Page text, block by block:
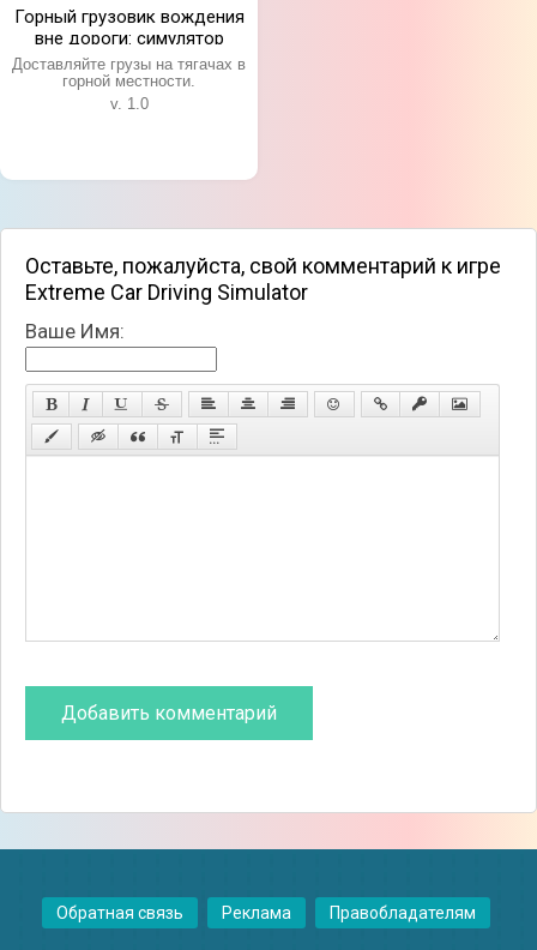
Горный грузовик вождения
вне дороги: симулятор
Доставляйте грузы на тягачах в
горной местности.
v. 1.0
Оставьте, пожалуйста, свой комментарий к игре
Extreme Car Driving Simulator
Ваше Имя:
Обратная связь Реклама Правобладателям